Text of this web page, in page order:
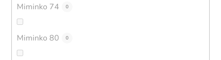
Miminko 74 0
Miminko 80 0